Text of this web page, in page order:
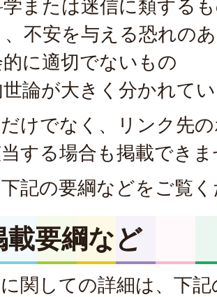
または迷信に類する
、不安を与える恐れの
に適切でないもの
世論が大きく分かれて
けでなく、リンク先
する場合も掲載でき
記の要綱などをご覧
載要綱など
関しての詳細は、下